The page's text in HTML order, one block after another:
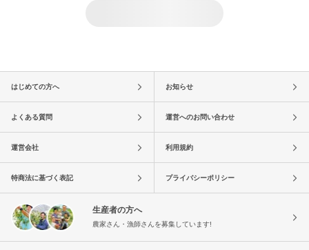
はじめての方へ お知らせ
よくある質問 運営へのお問い合わせ
運営会社 利用規約
特商法に基づく表記 プライバシーポリシー
生産者の方へ
農家さん・漁師さんを募集しています!